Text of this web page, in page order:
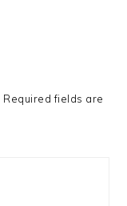
Required fields are